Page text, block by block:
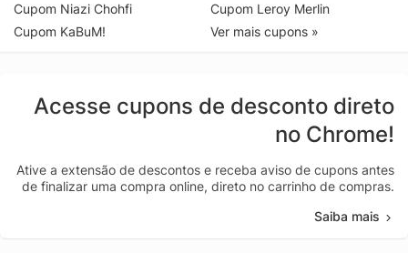
Cupom Niazi Chohfi
Cupom KaBuM!
Cupom Leroy Merlin
Ver mais cupons »
Acesse cupons de desconto direto
no Chrome!
Ative a extensão de descontos e receba aviso de cupons antes
de finalizar uma compra online, direto no carrinho de compras.
Saiba mais